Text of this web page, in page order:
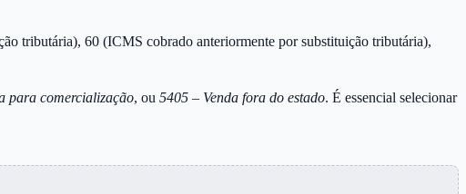
tributária), 60 (ICMS cobrado anteriormente por substituição tributária),
para comercialização, ou 5405 – Venda fora do estado. É essencial selecionar